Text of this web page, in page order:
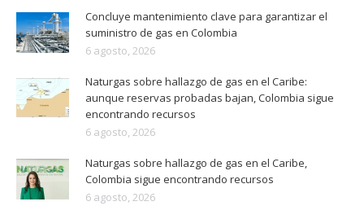
Concluye mantenimiento clave para garantizar el
suministro de gas en Colombia
6 agosto, 2026
Naturgas sobre hallazgo de gas en el Caribe:
aunque reservas probadas bajan, Colombia sigue
encontrando recursos
6 agosto, 2026
Naturgas sobre hallazgo de gas en el Caribe,
Colombia sigue encontrando recursos
6 agosto, 2026